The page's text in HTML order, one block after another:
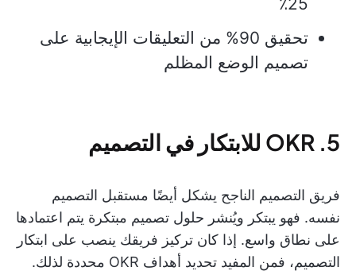
تحقيق 90% من التعليقات الإيجابية على
تصميم الوضع المظلم
5. OKR للابتكار في التصميم
فريق التصميم الناجح يشكل أيضًا مستقبل التصميم
نفسه. فهو يبتكر ويُنشر حلول تصميم مبتكرة يتم اعتمادها
على نطاق واسع. إذا كان تركيز فريقك ينصب على ابتكار
التصميم، فمن المفيد تحديد أهداف OKR محددة لذلك.